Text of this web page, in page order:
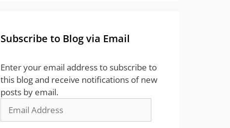
Subscribe to Blog via Email
Enter your email address to subscribe to
this blog and receive notifications of new
posts by email.
Address